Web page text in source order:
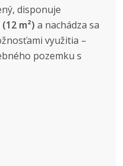
disponuje
m²) a nachádza sa
využitia –
pozemku s